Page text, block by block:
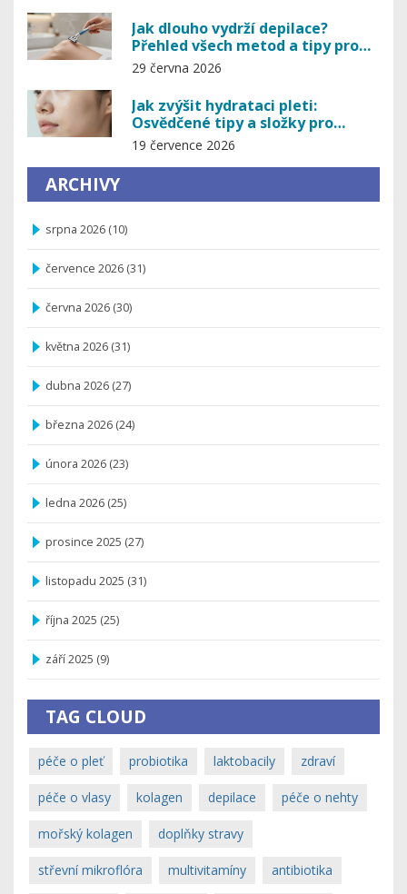
Jak dlouho vydrží depilace?
Přehled všech metod a tipy pro
delší hladkost
29 června 2026
Jak zvýšit hydrataci pleti:
Osvědčené tipy a složky pro
dokonalou pleť
19 července 2026
ARCHIVY
srpna 2026 (10)
července 2026 (31)
června 2026 (30)
května 2026 (31)
dubna 2026 (27)
března 2026 (24)
února 2026 (23)
ledna 2026 (25)
prosince 2025 (27)
listopadu 2025 (31)
října 2025 (25)
září 2025 (9)
TAG CLOUD
péče o pleť probiotika laktobacily zdraví
péče o vlasy kolagen depilace péče o nehty
mořský kolagen doplňky stravy
střevní mikroflóra multivitamíny antibiotika